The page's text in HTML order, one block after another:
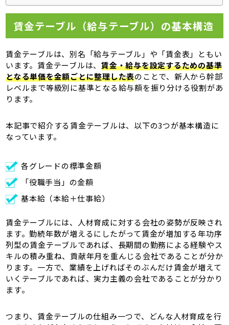
賃金テーブル（給与テーブル）の基本構造
賃金テーブルは、別名「給与テーブル」や「賃金表」ともい
います。賃金テーブルは、賃金・給与を設定するための基準
となる単価を金額ごとに整理した表のことで、新人から幹部
レベルまで等級別に基準となる給与額を振り分ける役割があ
ります。
本記事で紹介する賃金テーブルは、以下の3つが基本構造に
なっています。
各グレードの標準金額
「役職手当」の金額
基本給（本給＋仕事給）
賃金テーブルには、人材育成に対する会社の姿勢が反映され
ます。勤続年数が増えるにしたがって賃金が増加する年功序
列型の賃金テーブルであれば、長期間の勤務による経験やス
キルの積み重ね、貢献年月を重んじる会社であることが分か
ります。一方で、業績を上げればそのぶんだけ賃金が増えて
いくテーブルであれば、実力主義の会社であることが分かり
ます。
つまり、賃金テーブルの仕組み一つで、どんな人材育成を行